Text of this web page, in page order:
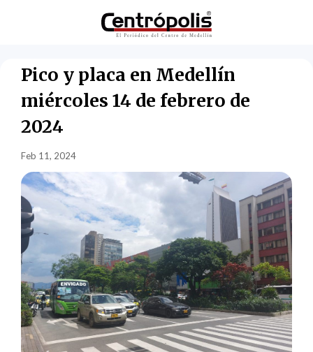
Pico y placa en Medellín
miércoles 14 de febrero de
2024
Feb 11, 2024